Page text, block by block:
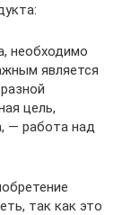
необходимо
является
цель,
— работа над
так как это